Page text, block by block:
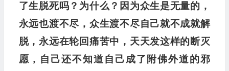
了生脱死吗？为什么？ 因为众生是无量的，
永远也渡不尽，众生渡不尽自己就不成就解
脱，永远在轮回痛苦中，天天发这样的断灭
愿， 自己还不知道自己成了附佛外道的邪